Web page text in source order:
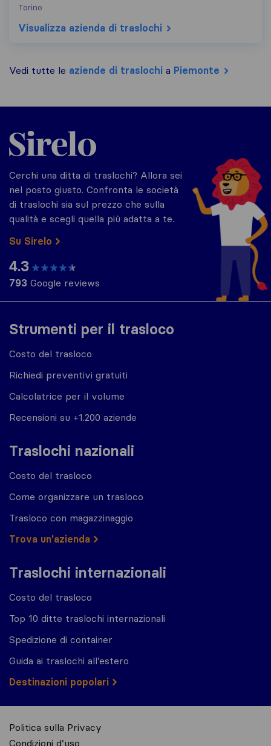
Torino
Visualizza azienda di traslochi
Vedi tutte le aziende di traslochi a Piemonte
Strumenti per il trasloco
Costo del trasloco
Richiedi preventivi gratuiti
Calcolatrice per il volume
Recensioni su +1.200 aziende
Traslochi nazionali
Costo del trasloco
Come organizzare un trasloco
Trasloco con magazzinaggio
Trova un'azienda
Traslochi internazionali
Costo del trasloco
Top 10 ditte traslochi internazionali
Spedizione di container
Guida ai traslochi all’estero
Destinazioni popolari
Sirelo.it
Cerchi una ditta di traslochi? Allora sei
nel posto giusto. Confronta le società
di traslochi sia sul prezzo che sulla
qualità e scegli quella più adatta a te.
Su Sirelo
4.3
793 Google reviews
Politica sulla Privacy
Condizioni d’uso